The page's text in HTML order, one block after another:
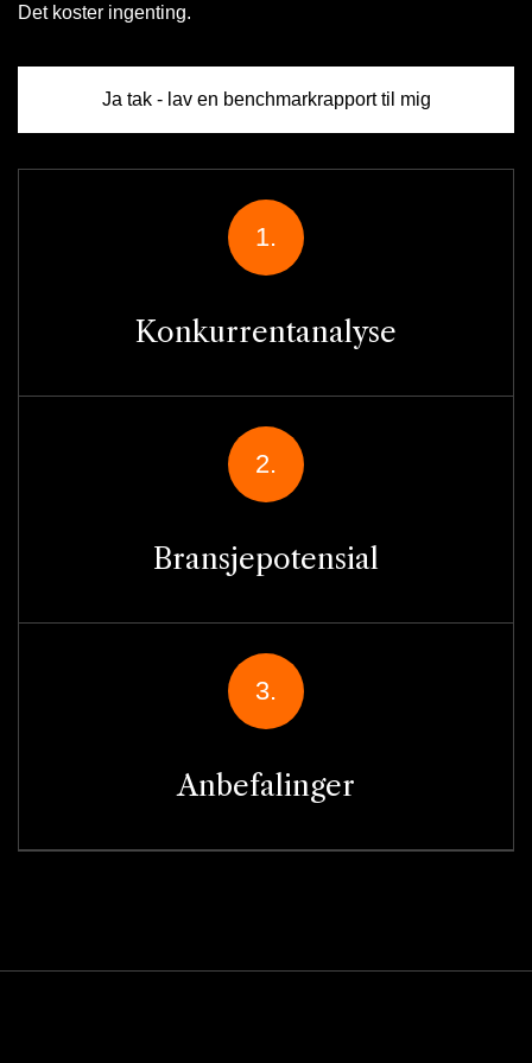
Det koster ingenting.
Ja tak - lav en benchmarkrapport til mig
1.
Konkurrentanalyse
2.
Bransjepotensial
3.
Anbefalinger